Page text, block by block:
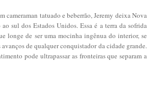
cameraman tatuado e beberrão, Jeremy deixa Nova
sul dos Estados Unidos. Essa é a terra da sofrida
longe de ser uma mocinha ingênua do interior, se
de qualquer conquistador da cidade grande.
pode ultrapassar as fronteiras que separam a